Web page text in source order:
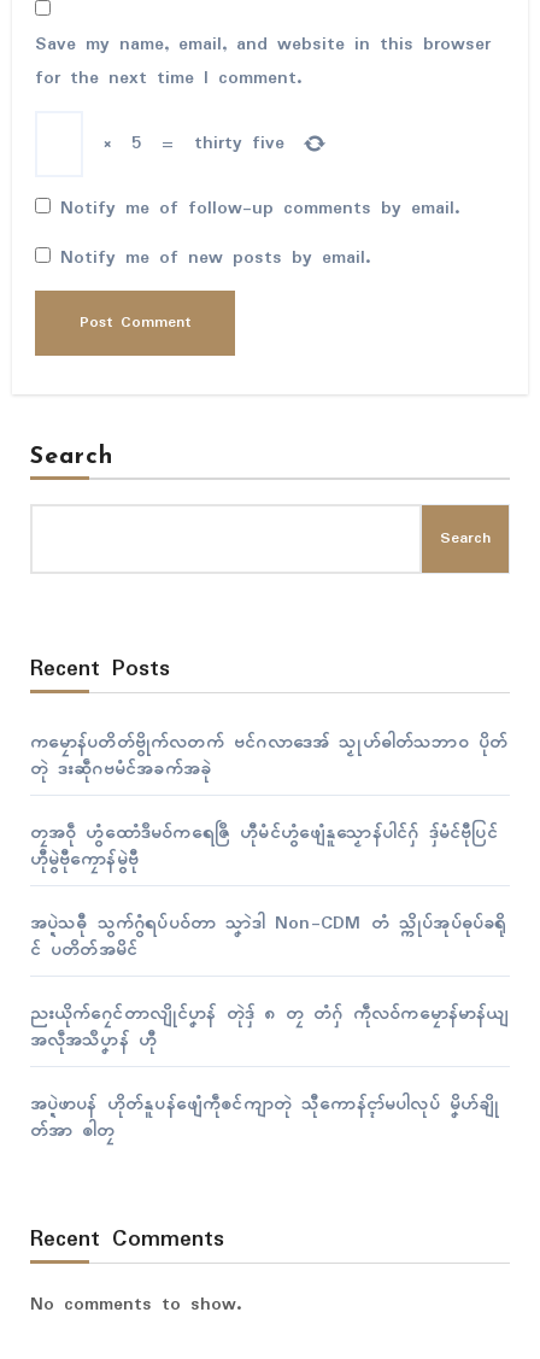
Save my name, email, and website in this browser
for the next time I comment.
× 5 = thirty five
Notify me of follow-up comments by email.
Notify me of new posts by email.
Search
Search
Recent Posts
ကမၠောန်ပတိတ်ဗွိုက်လတက် ဗင်ဂလာဒေအ် သၟုဟ်ဓါတ်သဘာဝ ပိုတ်
တုဲ ဒးဆဵုဂဗမံၚ်အခက်အခုဲ
တၠအဝဵု ဟွံထောံဒဳမဝ်ကရေဇြဳ ဟီုမံၚ်ဟွံဖျေံနူသၟောန်ပါၚ်ဂှ် ဒှ်မံၚ်ဗီုပြၚ်
ဟီုမွဲဗီုကၠောန်မွဲဗီု
အပ္ဍဲသဓီု သွက်ဂွံရပ်ပဝ်တာ သၞာဲဒါ Non-CDM တံ သ္ကိုပ်အုပ်ဓုပ်ခရို
ၚ် ပတိတ်အမိၚ်
ညးယိုက်ဂၠေၚ်တာလျိုၚ်ပၞာန် တုဲဒှ် ၈ တၠ တံဂှ် ကဵုလဝ်ကမၠောန်မာန်ယျ
အလဵုအသဳပၞာန် ဟီု
အပ္ဍဲဖာပန် ဟိုတ်နူပန်ဖျေံကဵုၜၚ်ကျာတုဲ သီုကောန်ၚာ်မပါလုပ် မၞိဟ်ချို
တ်အာ ၜါတၠ
Recent Comments
No comments to show.